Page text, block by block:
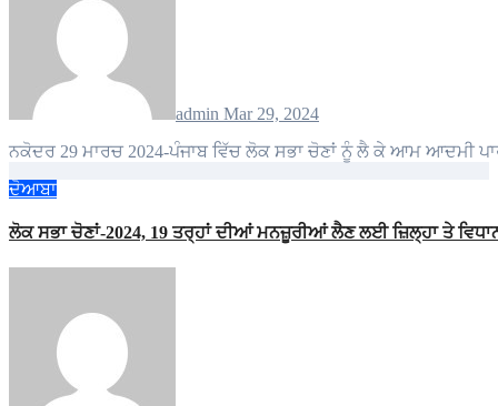
admin Mar 29, 2024
ਨਕੋਦਰ 29 ਮਾਰਚ 2024-ਪੰਜਾਬ ਵਿੱਚ ਲੋਕ ਸਭਾ ਚੋਣਾਂ ਨੂੰ ਲੈ ਕੇ ਆਮ ਆਦਮੀ
ਦੋਆਬਾ
ਲੋਕ ਸਭਾ ਚੋਣਾਂ-2024, 19 ਤਰ੍ਹਾਂ ਦੀਆਂ ਮਨਜ਼ੂਰੀਆਂ ਲੈਣ ਲਈ ਜ਼ਿਲ੍ਹਾ ਤੇ